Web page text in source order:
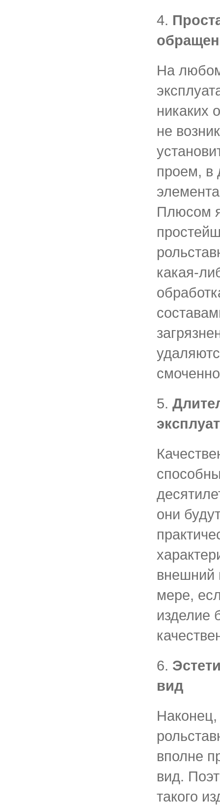
4.
На
никаких
не
проем, в
Плюсом
какая-
5.
они
внешний
мере,
изделие
6.
вид
вполне
вид.
такого